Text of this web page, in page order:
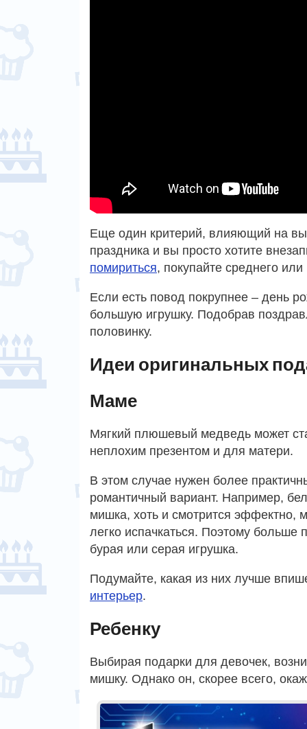
Еще один критерий, влияющий на
праздника и вы просто хотите
помириться, покупайте среднего
Если есть повод покрупнее – день
большую игрушку. Подобрав
половинку.
Идеи оригинальных
Маме
Мягкий плюшевый медведь может
неплохим презентом и для матери.
В этом случае нужен более
романтичный вариант. Например,
мишка, хоть и смотрится эффектно,
легко испачкаться. Поэтому больше
бурая или серая игрушка.
Подумайте, какая из них лучше
интерьер.
Ребенку
Выбирая подарки для девочек,
мишку. Однако он, скорее всего,